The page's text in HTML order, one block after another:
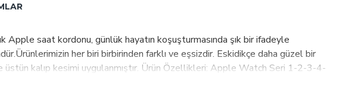
saat kordonu, günlük hayatın koşuşturmasında şık bir ifadeyle
her biri birbirinden farklı ve eşsizdir. Eskidikçe daha güzel bir
üstün kalıp kesimi uygulanmıştır. Ürün Özellikleri: Apple Watch Seri 1-2-3-4-